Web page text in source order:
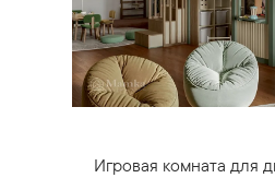
Игровая комната для